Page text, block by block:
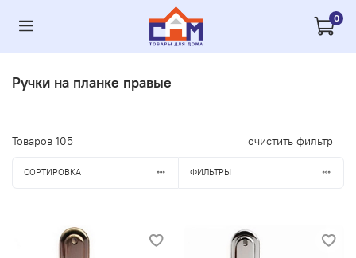
0
Ручки на планке правые
Товаров 105 очистить фильтр
СОРТИРОВКА ФИЛЬТРЫ